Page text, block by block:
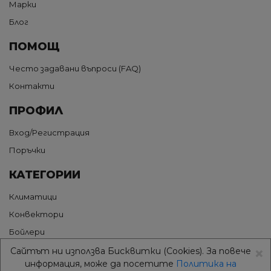
Сайтът ни използва Бисквитки (Cookies). За повече
информация, може да посетите Политика на
Марки
Блог
ПОМОЩ
Често задавани въпроси (FAQ)
Контакти
ПРОФИЛ
Вход/Регистрация
Поръчки
КАТЕГОРИИ
Климатици
Конвектори
Бойлери
Термопомпи
Грижа за въздуха